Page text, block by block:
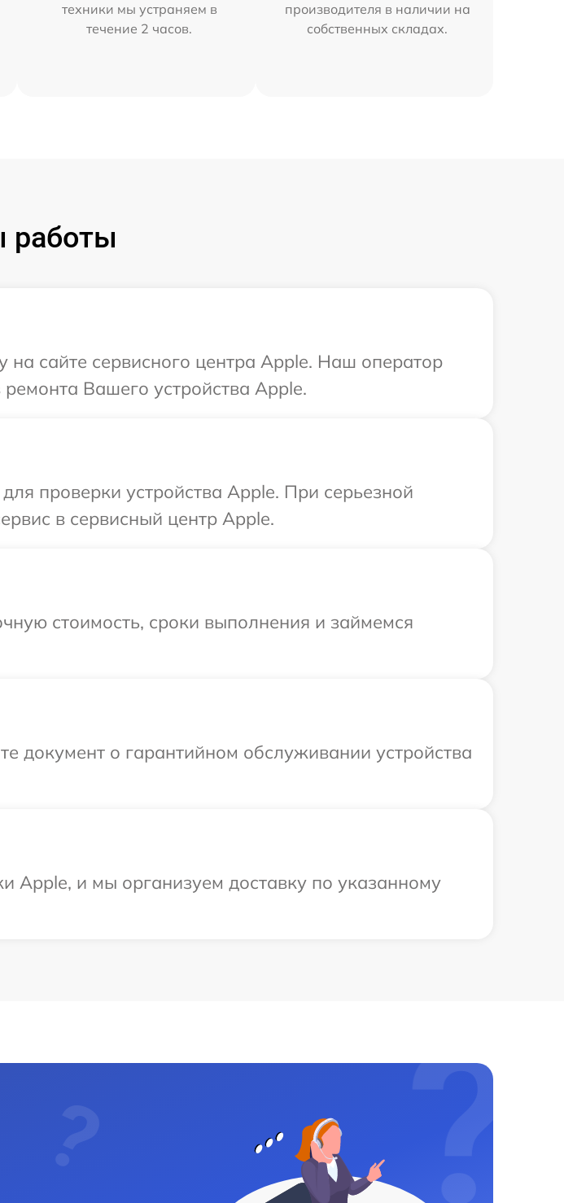
техники мы устраняем в
течение 2 часов.
производителя в наличии на
собственных складах.
работы
на сайте сервисного центра Apple. Наш оператор
Вашего устройства Apple.
проверки устройства Apple. При серьезной
в сервисный центр Apple.
стоимость, сроки выполнения и займемся
документ о гарантийном обслуживании устройства
и мы организуем доставку по указанному